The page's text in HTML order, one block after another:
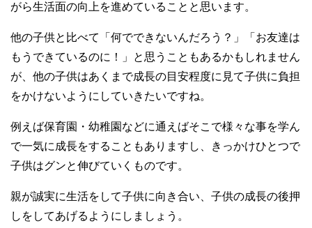
がら生活面の向上を進めていることと思います。
他の子供と比べて「何でできないんだろう？」「お友達は
もうできているのに！」と思うこともあるかもしれません
が、他の子供はあくまで成長の目安程度に見て子供に負担
をかけないようにしていきたいですね。
例えば保育園・幼稚園などに通えばそこで様々な事を学ん
で一気に成長をすることもありますし、きっかけひとつで
子供はグンと伸びていくものです。
親が誠実に生活をして子供に向き合い、子供の成長の後押
しをしてあげるようにしましょう。